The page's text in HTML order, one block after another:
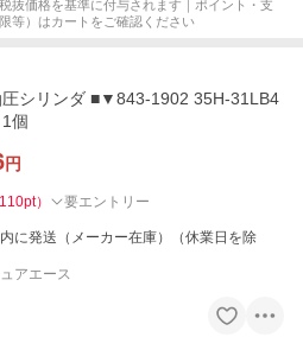
抜価格を基準に付与されます｜ポイント・支
等）はカートをご確認ください
■▼843-1902 35H-31LB4
0B150-Y 1個
円
pt） 要エントリー
に発送（メーカー在庫）（休業日を除
アエース